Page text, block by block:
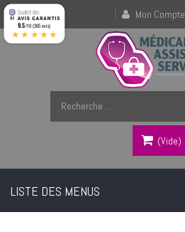
Mon Compte
(vide)
LISTE DES MENUS
9.5/10 (365 avis)
★★★★★